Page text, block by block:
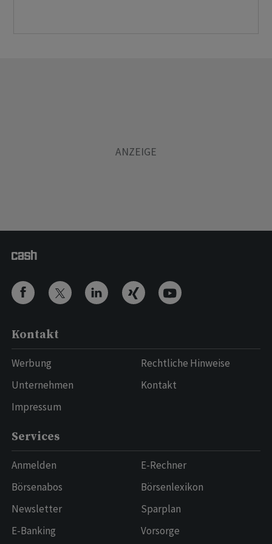
Kontakt
Werbung
Unternehmen
Impressum
Rechtliche Hinweise
Kontakt
Services
Anmelden
Börsenabos
Newsletter
E-Banking
E-Rechner
Börsenlexikon
Sparplan
Vorsorge